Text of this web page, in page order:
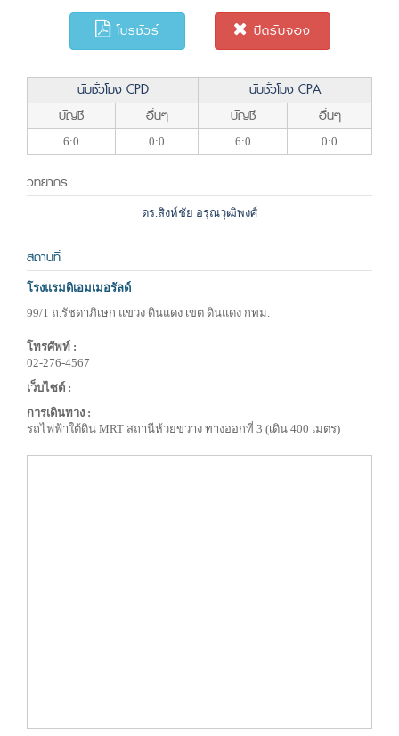
โบรชัวร์ ปิดรับจอง
นับชั่วโมง CPD
นับชั่วโมง CPA
บัญชี
อื่นๆ บัญชี อื่นๆ
6:0 0:0 6:0 0:0
วิทยากร
ดร.สิงห์ชัย อรุณวุฒิพงศ์
สถานที่
โรงแรมดิเอมเมอรัลด์
99/1 ถ.รัชดาภิเษก แขวง ดินแดง เขต ดินแดง กทม.
โทรศัพท์ :
02-276-4567
เว็บไซต์ :
การเดินทาง :
รถไฟฟ้าใต้ดิน MRT สถานีห้วยขวาง ทางออกที่ 3 (เดิน 400 เมตร)